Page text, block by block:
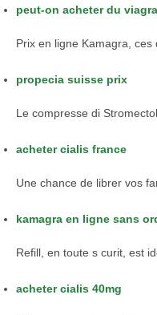
peut-on acheter du
Prix en ligne Kamagra, ces
propecia suisse prix
Le compresse di
acheter cialis france
Une chance de librer vos
kamagra en ligne sans
Refill, en toute s curit, est
acheter cialis 40mg